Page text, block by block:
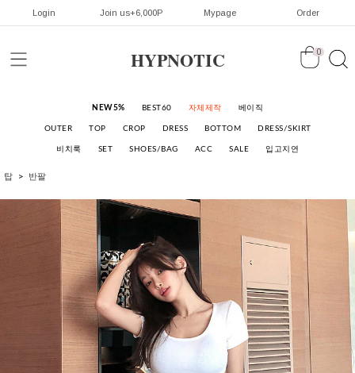
Login Join us+6,000P Mypage Order
HYPNOTIC 0
NEW5% BEST60 자체제작 베이직
OUTER TOP CROP DRESS BOTTOM DRESS/SKIRT
비치룩 SET SHOES/BAG ACC SALE 입고지연
탑 반팔